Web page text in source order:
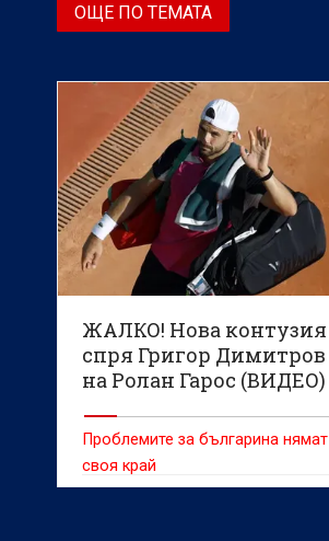
ОЩЕ ПО ТЕМАТА
ЖАЛКО! Нова контузия
спря Григор Димитров
на Ролан Гарос (ВИДЕО)
Проблемите за българина нямат
своя край